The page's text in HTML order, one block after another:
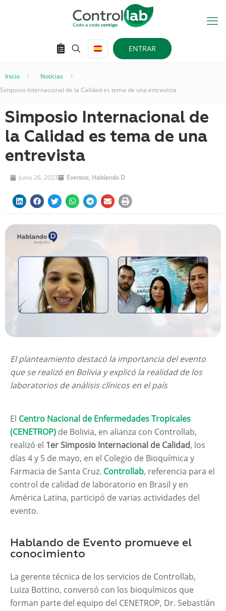
ENTRAR
Inicio Noticias
Simposio Internacional de la Calidad es tema de una entrevista
Simposio Internacional de
la Calidad es tema de una
entrevista
Junio 26, 2023 Eventos, Hablando D
El planteamiento destacó la importancia del evento
que se realizó en Bolivia y explicó la realidad de los
laboratorios de análisis clínicos en el país
El Centro Nacional de Enfermedades Tropicales
(CENETROP) de Bolivia, en alianza con Controllab,
realizó el 1er Simposio Internacional de Calidad, los
días 4 y 5 de mayo, en el Colegio de Bioquímica y
Farmacia de Santa Cruz. Controllab, referencia para el
control de calidad de laboratorio en Brasil y en
América Latina, participó de varias actividades del
evento.
Hablando de Evento promueve el
conocimiento
La gerente técnica de los servicios de Controllab,
Luiza Bottino, conversó con los bioquímicos que
forman parte del equipo del CENETROP, Dr. Sebastián